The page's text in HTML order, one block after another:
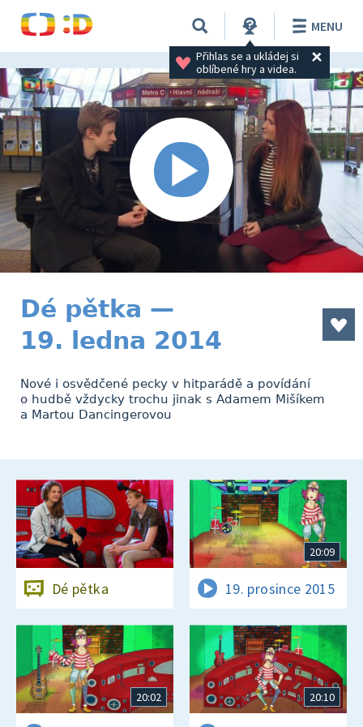
Přihlas se a ukládej si
oblíbené hry a videa.
MENU
Dé pětka —
19. ledna 2014
Nové i osvědčené pecky v hitparádě a povídání
o hudbě vždycky trochu jinak s Adamem Mišíkem
a Martou Dancingerovou
Dé pětka
20:09
19. prosince 2015
20:02 20:10